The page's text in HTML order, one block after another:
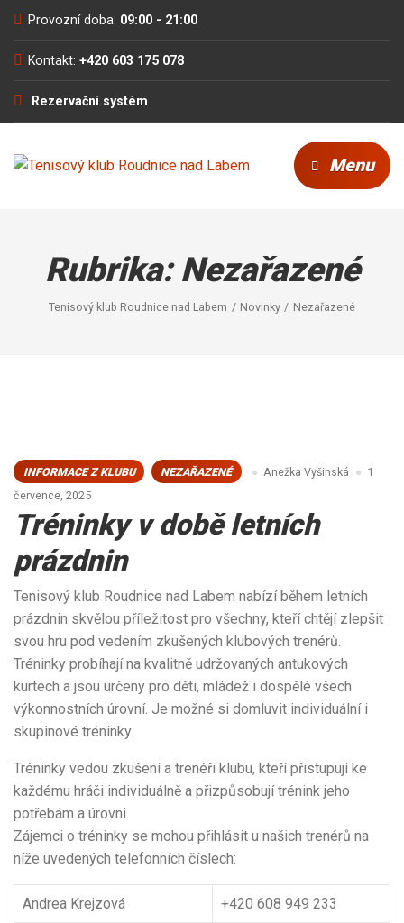
Provozní doba: 09:00 - 21:00
Kontakt: +420 603 175 078
Rezervační systém
Menu
Rubrika:Nezařazené
Tenisový klub Roudnice nad Labem Novinky Nezařazené
INFORMACE Z KLUBU NEZAŘAZENÉ Anežka Vyšinská
1
července, 2025
Tréninky v době letních
prázdnin
Tenisový klub Roudnice nad Labem nabízí během letních
prázdnin skvělou příležitost pro všechny, kteří chtějí zlepšit
svou hru pod vedením zkušených klubových trenérů.
Tréninky probíhají na kvalitně udržovaných antukových
kurtech a jsou určeny pro děti, mládež i dospělé všech
výkonnostních úrovní. Je možné si domluvit individuální i
skupinové tréninky.
Tréninky vedou zkušení a trenéři klubu, kteří přistupují ke
každému hráči individuálně a přizpůsobují trénink jeho
potřebám a úrovni.
Zájemci o tréninky se mohou přihlásit u našich trenérů na
níže uvedených telefonních číslech:
Andrea Krejzová +420 608 949 233